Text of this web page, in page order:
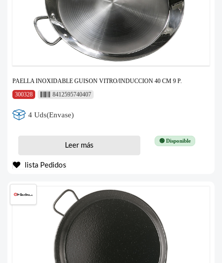
PAELLA INOXIDABLE GUISON VITRO/INDUCCION 40 CM 9 P.
300328
8412595740407
4 Uds(Envase)
🟢 Disponible
Leer más
lista Pedidos